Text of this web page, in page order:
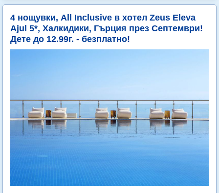
4 нощувки, All Inclusive в хотел Zeus Eleva
Ajul 5*, Халкидики, Гърция през Септември!
Дете до 12.99г. - безплатно!